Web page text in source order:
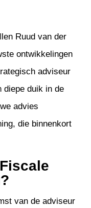
Ruud van der
ontwikkelingen
adviseur
diepe duik in de
advies
die binnenkort
van de adviseur